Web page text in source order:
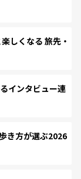
しくなる 旅先・
インタビュー連
き方が選ぶ2026